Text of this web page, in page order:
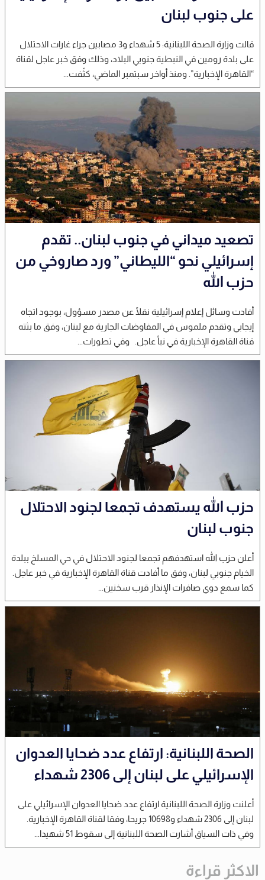
على جنوب لبنان
قالت وزارة الصحة اللبنانية: 5 شهداء و3 مصابين جراء غارات الاحتلال
على بلدة رومين في النبطية جنوبي البلاد، وذلك وفق خبر عاجل لقناة
“القاهرة الإخبارية”. ومنذ أواخر سبتمبر الماضي، كثّفت...
تصعيد ميداني في جنوب لبنان.. تقدم
إسرائيلي نحو “الليطاني” ورد صاروخي من
حزب الله
أفادت وسائل إعلام إسرائيلية نقلًا عن مصدر مسؤول، بوجود اتجاه
إيجابي وتقدم ملموس في المفاوضات الجارية مع لبنان، وفق ما بثته
قناة القاهرة الإخبارية في نبأ عاجل. وفي تطورات...
حزب الله يستهدف تجمعا لجنود الاحتلال
جنوب لبنان
أعلن حزب الله استهدفهم تجمعا لجنود الاحتلال في حي المسلخ ببلدة
الخيام جنوبي لبنان، وفق ما أفادت قناة القاهرة الإخبارية في خبر عاجل.
كما سمع دوي صافرات الإنذار قرب سخنين...
الصحة اللبنانية: ارتفاع عدد ضحايا العدوان
الإسرائيلي على لبنان إلى 2306 شهداء
أعلنت وزارة الصحة اللبنانية ارتفاع عدد ضحايا العدوان الإسرائيلي على
لبنان إلى 2306 شهداء و10698 جريحا، وفقا لقناة القاهرة الإخبارية.
وفي ذات السياق أشارت الصحة اللبنانية إلى سقوط 51 شهيدا...
الاكثر قراءة